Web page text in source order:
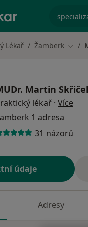
Lékař Žamberk
Martin
lékař · Více
1 adresa
31 názorů
údaje
Adresy